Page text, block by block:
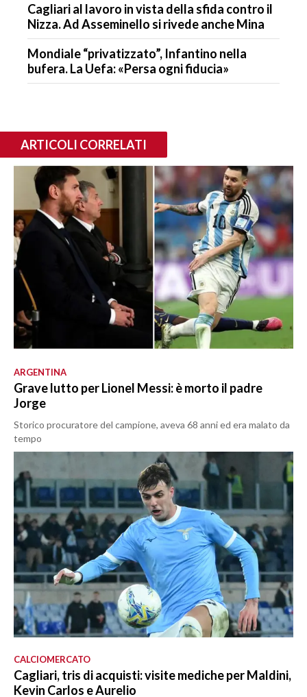
Cagliari al lavoro in vista della sfida contro il
Nizza. Ad Asseminello si rivede anche Mina
Mondiale “privatizzato”, Infantino nella
bufera. La Uefa: «Persa ogni fiducia»
ARTICOLI CORRELATI
ARGENTINA
Grave lutto per Lionel Messi: è morto il padre
Jorge
Storico procuratore del campione, aveva 68 anni ed era malato da
tempo
CALCIOMERCATO
Cagliari, tris di acquisti: visite mediche per Maldini,
Kevin Carlos e Aurelio